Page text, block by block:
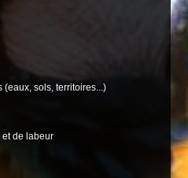
sols, territoires...)
de labeur